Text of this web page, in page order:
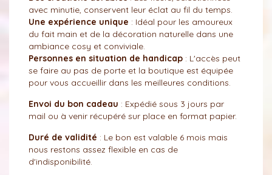
avec minutie, conservent leur éclat au fil du temps.
Une expérience unique : Idéal pour les amoureux
du fait main et de la décoration naturelle dans une
ambiance cosy et conviviale.
Personnes en situation de handicap : L'accès peut
se faire au pas de porte et la boutique est équipée
pour vous accueillir dans les meilleures conditions.
Envoi du bon cadeau : Expédié sous 3 jours par
mail ou à venir récupéré sur place en format papier.
Duré de validité : Le bon est valable 6 mois mais
nous restons assez flexible en cas de
d'indisponibilité.